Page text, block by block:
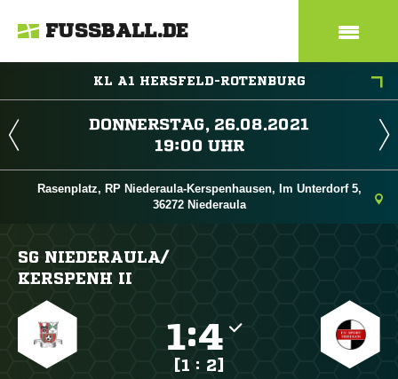
FUSSBALL.DE
KL A1 HERSFELD-ROTENBURG
 
 
Rasenplatz, RP Niederaula-Kerspenhausen, Im Unterdorf 5,
36272 Niederaula
SG NIEDERAULA/​
KERSPENH II
:
[1 : 2]